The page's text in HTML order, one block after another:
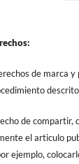
de marca
de compartir,
el articulo
ejemplo,